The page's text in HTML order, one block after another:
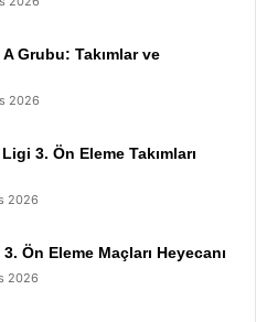
Grubu: Takımlar ve
2026
3. Ön Eleme Takımları
2026
Ön Eleme Maçları Heyecanı
2026